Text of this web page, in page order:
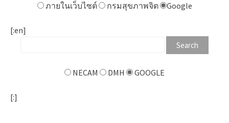
ภายในเว็บไซต์ กรมสุขภาพจิต Google
[:en]
NECAM DMH GOOGLE
[:]